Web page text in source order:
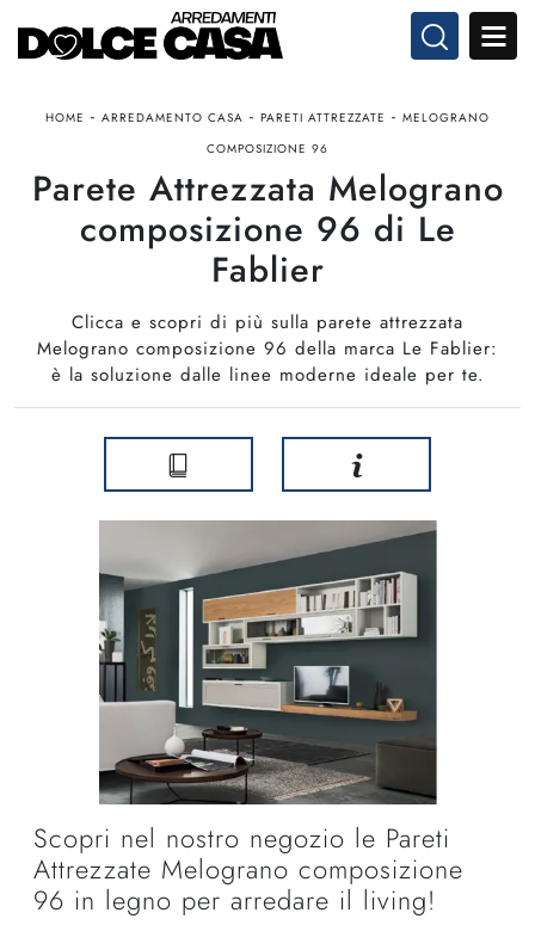
HOME - ARREDAMENTO CASA - PARETI ATTREZZATE - MELOGRANO
COMPOSIZIONE 96
Parete Attrezzata Melograno
composizione 96 di Le
Fablier
Clicca e scopri di più sulla parete attrezzata
Melograno composizione 96 della marca Le Fablier:
è la soluzione dalle linee moderne ideale per te.
Scopri nel nostro negozio le Pareti
Attrezzate Melograno composizione
96 in legno per arredare il living!